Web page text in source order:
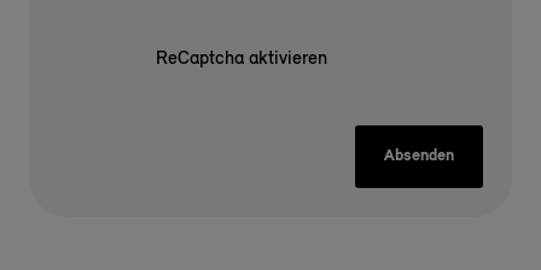
ReCaptcha aktivieren
Absenden